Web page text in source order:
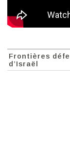
Frontières
d’Israël